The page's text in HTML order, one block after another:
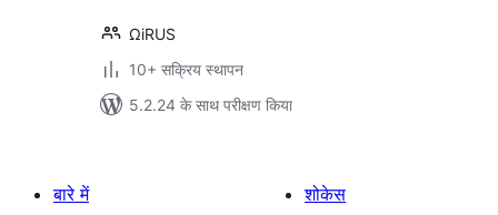
ΩiRUS
10+ सक्रिय स्थापन
5.2.24 के साथ परीक्षण किया
बारे में
शोकेस